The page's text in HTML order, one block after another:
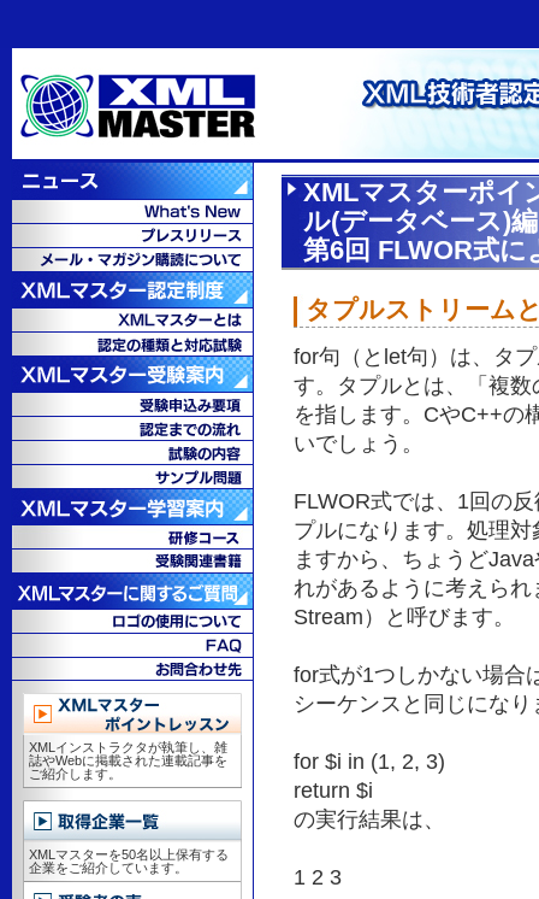
XMLマスターポイ
ル(データベース)
第6回 FLWOR式
タプルストリーム
for句（とlet句）は、タ
す。タプルとは、「複
を指します。CやC++の
いでしょう。
FLWOR式では、1回の
プルになります。処理
ますから、ちょうど
れがあるように考えら
Stream）と呼びます。
for式が1つしかない場合
シーケンスと同じにな
for $i in (1, 2, 3)
return $i
の実行結果は、
1 2 3
XMLインストラクタが執筆し、雑
誌やWebに掲載された連載記事を
ご紹介します。
XMLマスターを50名以上保有する
企業をご紹介しています。